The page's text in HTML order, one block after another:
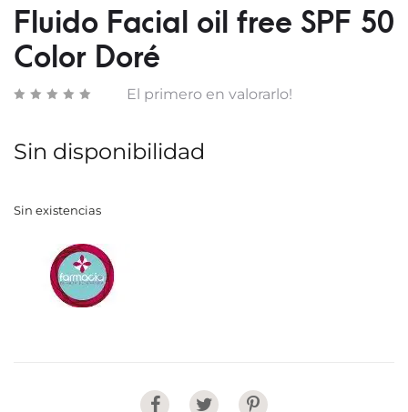
SPF
50
SPF
50
Fluido Facial oil free SPF 50
Color Doré
El primero en valorarlo!
Sin disponibilidad
Sin existencias
Share